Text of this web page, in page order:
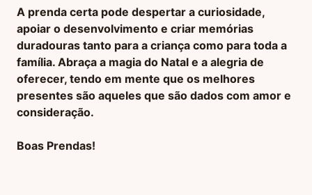
A prenda certa pode despertar a curiosidade,
apoiar o desenvolvimento e criar memórias
duradouras tanto para a criança como para toda a
família. Abraça a magia do Natal e a alegria de
oferecer, tendo em mente que os melhores
presentes são aqueles que são dados com amor e
consideração.
Boas Prendas!